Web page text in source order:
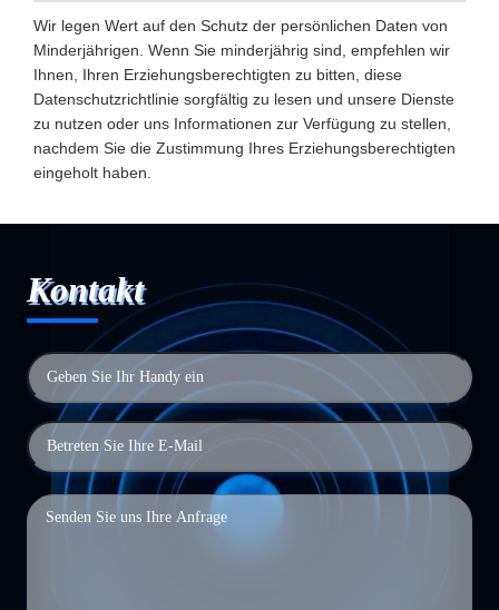
Wir legen Wert auf den Schutz der persönlichen Daten von
Minderjährigen. Wenn Sie minderjährig sind, empfehlen wir
Ihnen, Ihren Erziehungsberechtigten zu bitten, diese
Datenschutzrichtlinie sorgfältig zu lesen und unsere Dienste
zu nutzen oder uns Informationen zur Verfügung zu stellen,
nachdem Sie die Zustimmung Ihres Erziehungsberechtigten
eingeholt haben.
Kontakt